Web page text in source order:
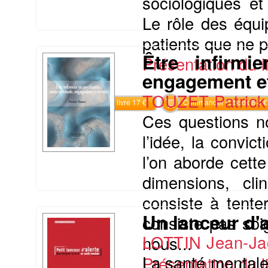
Le rôle des
patients que ne
Présentation du
Commander le livre 17 € Commander l'Ebook 8.4 €
Être
engagement
TOUZET
Ces questions
l’idée, la
l’on aborde
dimensions,
consiste à
consiste pas
nous...
Un lanceur
LOTTIN Jean-
La santé